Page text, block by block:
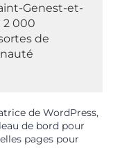
Genest-et-
2 000
de
de WordPress,
de bord pour
pages pour